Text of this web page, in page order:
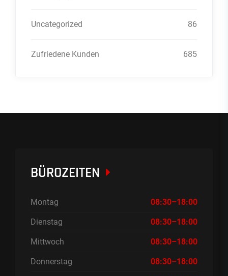
Uncategorized 86
Zufriedene Kunden 685
BÜROZEITEN
Montag 08:30–18:00
Dienstag 08:30–18:00
Mittwoch 08:30–18:00
Donnerstag 08:30–18:00